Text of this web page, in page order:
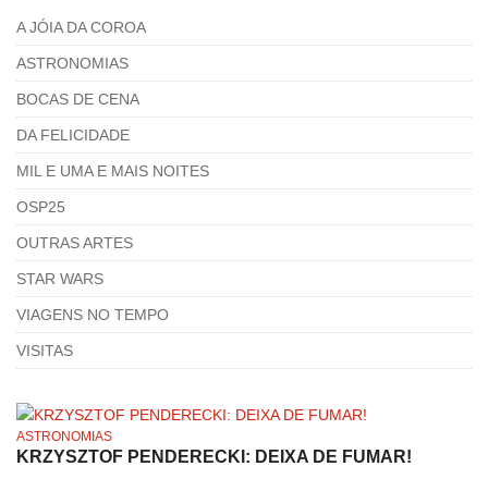
A JÓIA DA COROA
ASTRONOMIAS
BOCAS DE CENA
DA FELICIDADE
MIL E UMA E MAIS NOITES
OSP25
OUTRAS ARTES
STAR WARS
VIAGENS NO TEMPO
VISITAS
ASTRONOMIAS
KRZYSZTOF PENDERECKI: DEIXA DE FUMAR!